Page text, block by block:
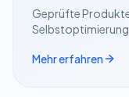
Geprüfte
Selbstoptimierung.
Mehr erfahren